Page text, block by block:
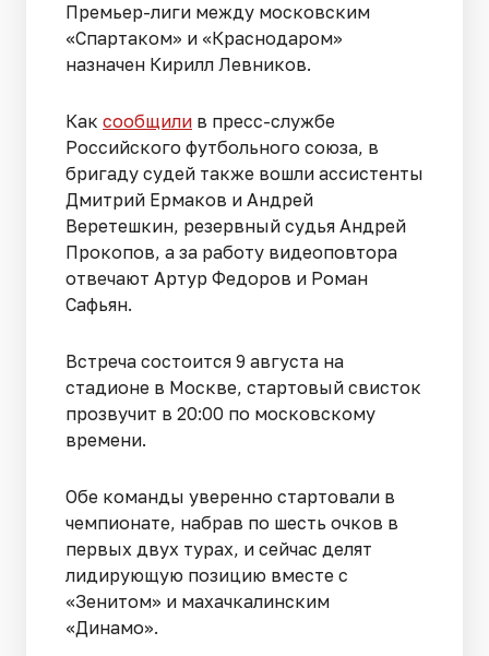
Премьер-лиги между московским
«Спартаком» и «Краснодаром»
назначен Кирилл Левников.
Как сообщили в пресс-службе
Российского футбольного союза, в
бригаду судей также вошли ассистенты
Дмитрий Ермаков и Андрей
Веретешкин, резервный судья Андрей
Прокопов, а за работу видеоповтора
отвечают Артур Федоров и Роман
Сафьян.
Встреча состоится 9 августа на
стадионе в Москве, стартовый свисток
прозвучит в 20:00 по московскому
времени.
Обе команды уверенно стартовали в
чемпионате, набрав по шесть очков в
первых двух турах, и сейчас делят
лидирующую позицию вместе с
«Зенитом» и махачкалинским
«Динамо».